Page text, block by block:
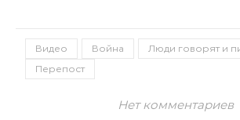
Видео Война
Люди говорят и
Перепост
Нет комментариев